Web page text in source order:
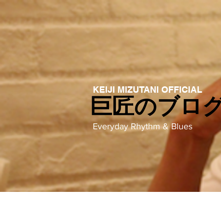
巨匠のブロ
KEIJI MIZUTANI OFFICIAL
Everyday Rhythm & Blues